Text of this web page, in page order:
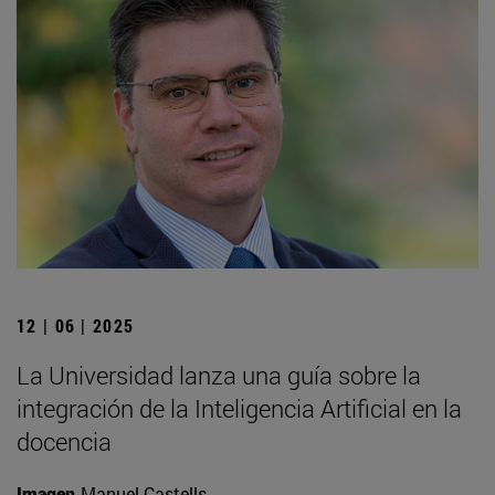
12 | 06 | 2025
La Universidad lanza una guía sobre la
integración de la Inteligencia Artificial en la
docencia